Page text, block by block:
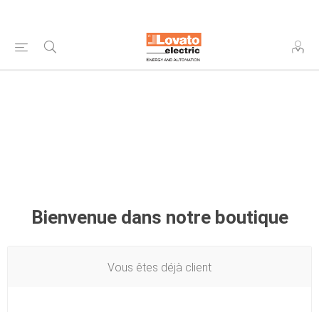
Bienvenue dans notre boutique
Vous êtes déjà client